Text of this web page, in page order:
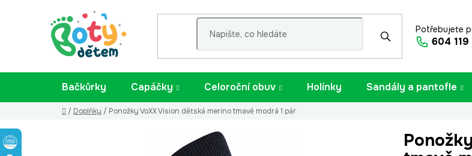
Potřebujete
604
Bačkůrky Capáčky Celoroční obuv Holínky Sandály a pantofle
Domů
/ Doplňky / Ponožky VoXX Vision dětská merino tmavě modrá 1 pár